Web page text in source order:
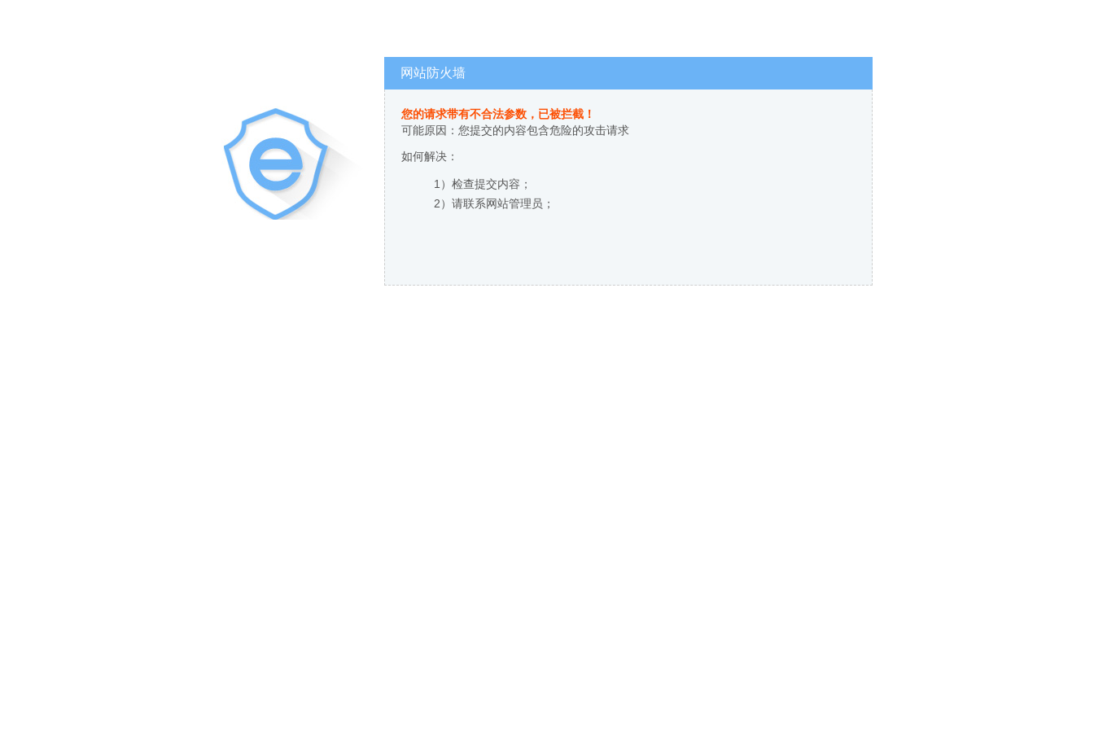
网站防火墙
您的请求带有不合法参数，已被拦截！
可能原因：您提交的内容包含危险的攻击请求
如何解决：
1）检查提交内容；
2）请联系网站管理员；